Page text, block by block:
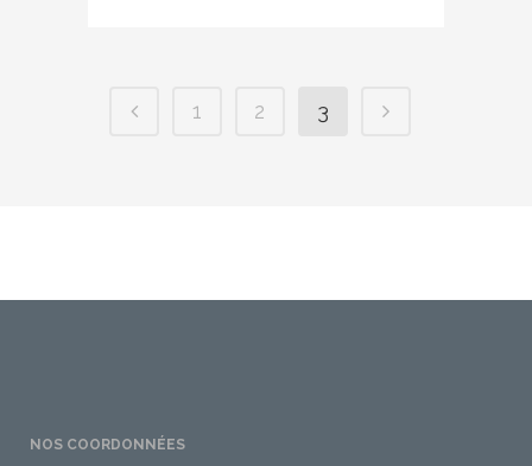
1 2 3
NOS COORDONNÉES